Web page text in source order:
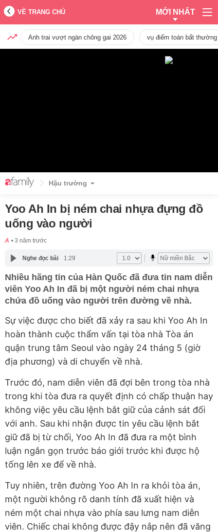
VỀ TRANG CHỦ MỚI NHẤT
Anh trai vượt ngàn chông gai 2026 vụ điểm toán bất
Hậu trường
Yoo Ah In bị ném chai nhựa đựng đồ
uống vào người
A 3 năm trước
Nghe đọc bài 1:29
Nhiều hãng tin của Hàn Quốc đã đưa tin nam diễn
viên Yoo Ah In đã bị một người ném chai nhựa
chứa đồ uống vào người trên đường về nhà.
Sự việc được cho biết đã xảy ra sau khi Yoo Ah In
hoàn thành cuộc thẩm vấn tại tòa nhà Tòa án
quận trung tâm Seoul vào ngày 24 tháng 5 (giờ
địa phương) và di chuyển về nhà.
Trước đó, nam diễn viên đã đợi bên trong tòa nhà
trong khi tòa đưa ra quyết định có chấp thuận hay
không việc yêu cầu lệnh bắt giữ của cảnh sát đối
với anh. Sau khi nhận được tin yêu cầu lệnh bắt
giữ đã bị từ chối, Yoo Ah In đã đưa ra một bình
luận ngắn gọn trước báo giới trước khi được hộ
tống lên xe để về nhà.
Tuy nhiên, trên đường Yoo Ah In ra khỏi tòa án,
một người không rõ danh tính đã xuất hiện và
ném một chai nhựa vào phía sau lưng nam diễn
viên. Chiếc chai không được đậy nắp nên đã văng